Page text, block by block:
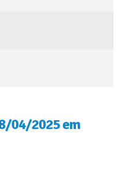
04/2025 em